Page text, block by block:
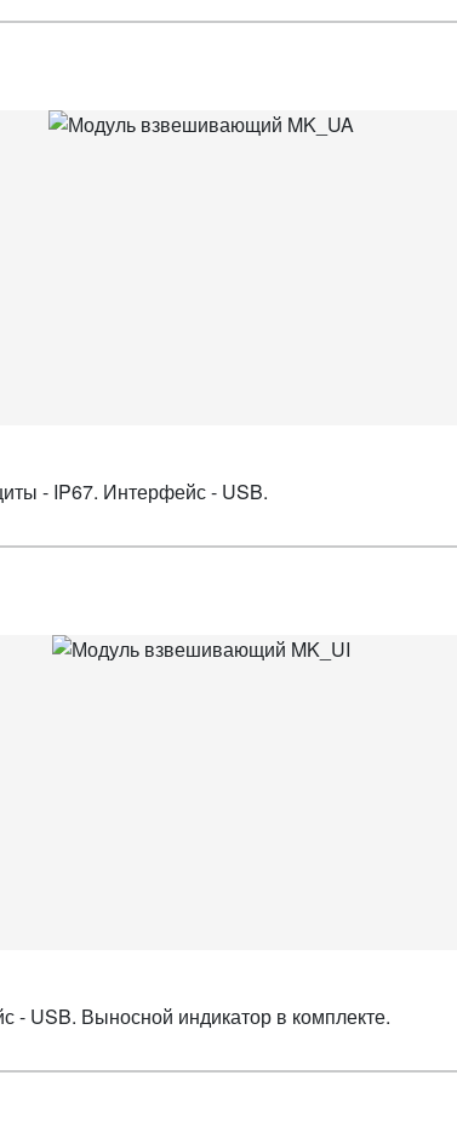
- IP67. Интерфейс - USB.
- USB. Выносной индикатор в комплекте.